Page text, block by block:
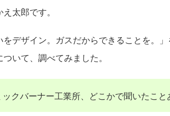
太郎です。
デザイン。ガスだからできることを。
いて、調べてみました。
クバーナー工業所、どこかで聞いたこと